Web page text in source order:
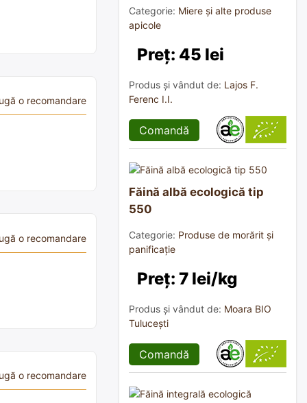
o recomandare
o recomandare
o recomandare
Categorie: Miere și alte produse
apicole
Preț: 45 lei
Produs și vândut de: Lajos F.
Ferenc I.I.
Comandă
Făină albă ecologică tip
550
Categorie: Produse de morărit și
panificație
Preț: 7 lei/kg
Produs și vândut de: Moara BIO
Tulucești
Comandă